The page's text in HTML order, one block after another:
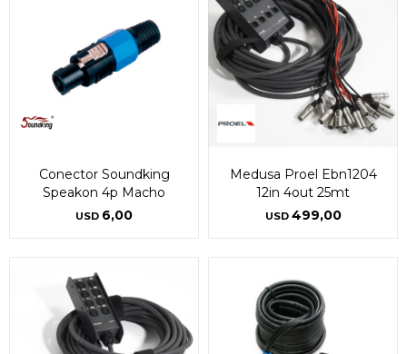
Conector Soundking
Speakon 4p Macho
USD 6,00
Medusa Proel Ebn1204
12in 4out 25mt
USD 499,00